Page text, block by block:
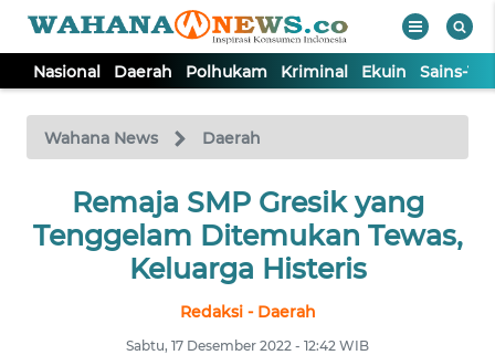
Nasional Daerah Polhukam Kriminal Ekuin Sains-
Wahana News Daerah
Remaja SMP Gresik yang
Tenggelam Ditemukan Tewas,
Keluarga Histeris
Redaksi - Daerah
Sabtu, 17 Desember 2022 - 12:42 WIB
TV
Tutup
NASIONAL